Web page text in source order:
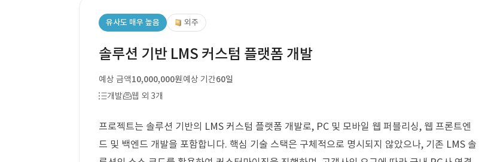
유사도 매우 높음 외주
솔루션 기반 LMS 커스텀 플랫폼 개발
예상 금액10,000,000원예상 기간60일
개발
웹 외 3개
프로젝트는 솔루션 기반의 LMS 커스텀 플랫폼 개발로, PC 및 모바일 웹 퍼블리싱, 웹 프론트엔
드 및 백엔드 개발을 포함합니다. 핵심 기술 스택은 구체적으로 명시되지 않았으나, 기존 LMS 솔